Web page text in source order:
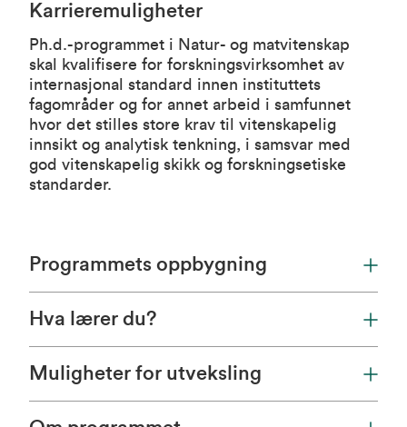
Karrieremuligheter
Ph.d.-programmet i Natur- og matvitenskap
skal kvalifisere for forskningsvirksomhet av
internasjonal standard innen instituttets
fagområder og for annet arbeid i samfunnet
hvor det stilles store krav til vitenskapelig
innsikt og analytisk tenkning, i samsvar med
god vitenskapelig skikk og forskningsetiske
standarder.
Programmets oppbygning
Hva lærer du?
Muligheter for utveksling